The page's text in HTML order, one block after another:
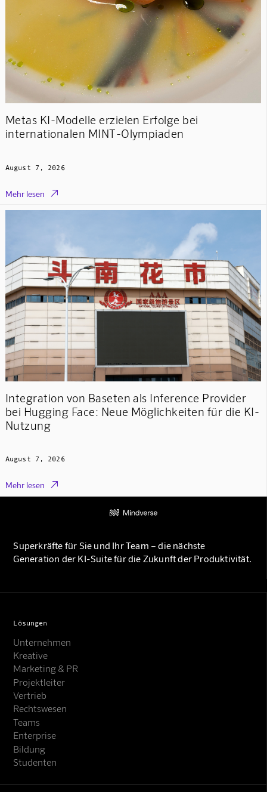
Metas KI-Modelle erzielen Erfolge bei
internationalen MINT-Olympiaden
August 7, 2026
Mehr lesen 
Integration von Baseten als Inference Provider
bei Hugging Face: Neue Möglichkeiten für die KI-
Nutzung
August 7, 2026
Mehr lesen 
Superkräfte für Sie und Ihr Team – die nächste
Generation der KI-Suite für die Zukunft der Produktivität.
Lösungen
Unternehmen
Kreative
Marketing & PR
Projektleiter
Vertrieb
Rechtswesen
Teams
Enterprise
Bildung
Studenten